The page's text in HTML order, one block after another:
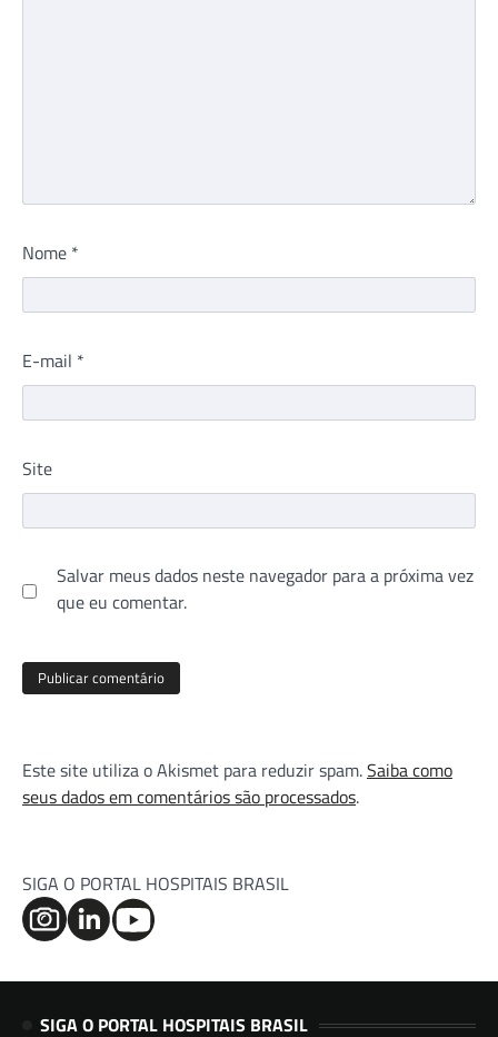
Nome *
E-mail *
Site
Salvar meus dados neste navegador para a próxima vez
que eu comentar.
Este site utiliza o Akismet para reduzir spam.Saiba como
seus dados em comentários são processados.
SIGA O PORTAL HOSPITAIS BRASIL
SIGA O PORTAL HOSPITAIS BRASIL